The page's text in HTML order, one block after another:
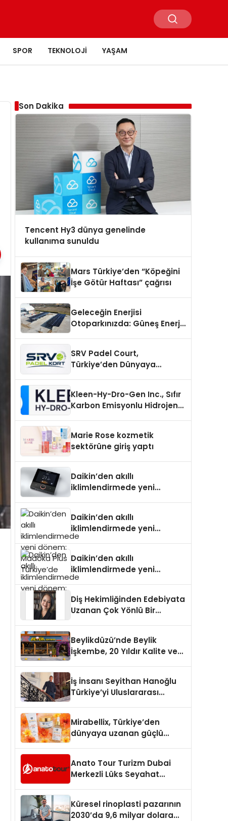
SPOR TEKNOLOJI YAŞAM
Son Dakika
Tencent Hy3 dünya genelinde
kullanıma sunuldu
Mars Türkiye’den “Köpeğini
İşe Götür Haftası” çağrısı
Geleceğin Enerjisi
Otoparkınızda: Güneş Enerjili
SRV Padel Court,
Türkiye’den Dünyaya
Kleen-Hy-Dro-Gen Inc., Sıfır
Karbon Emisyonlu Hidrojen
Aldı
Marie Rose kozmetik
sektörüne giriş yaptı
Daikin’den akıllı
iklimlendirmede yeni
Daikin’den akıllı
iklimlendirmede yeni
dönem: Madoka Plus
Daikin’den akıllı
iklimlendirmede yeni
dönem: Madoka Plus
Diş Hekimliğinden Edebiyata
Uzanan Çok Yönlü Bir
Beylikdüzü’nde Beylik
İşkembe, 20 Yıldır Kalite ve
İş İnsanı Seyithan Hanoğlu
Türkiye’yi Uluslararası
Mirabellix, Türkiye’den
dünyaya uzanan güçlü
Anato Tour Turizm Dubai
Merkezli Lüks Seyahat
Küresel rinoplasti pazarının
2030’da 9,6 milyar dolara